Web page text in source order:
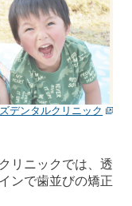
デンタルクリニック
リニックでは、透
ンで歯並びの矯正